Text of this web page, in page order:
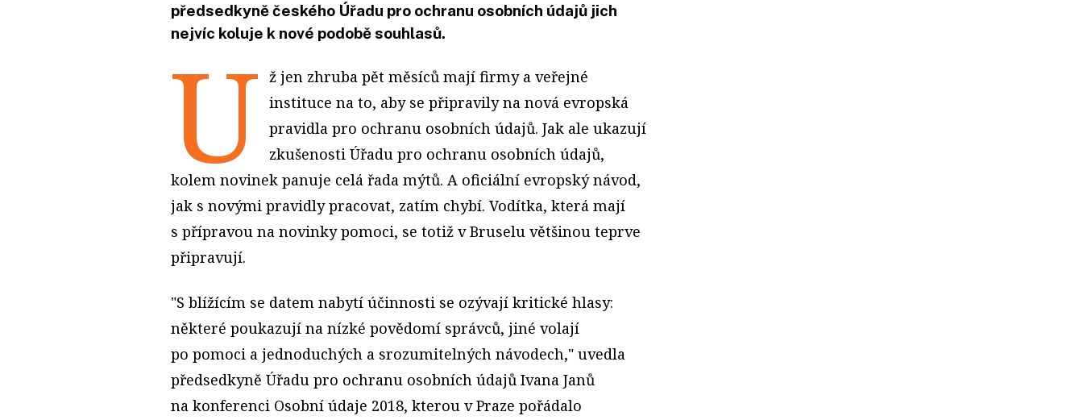
předsedkyně českého Úřadu pro ochranu osobních údajů jich
nejvíc koluje k nové podobě souhlasů.
U
ž jen zhruba pět měsíců mají firmy a veřejné
instituce na to, aby se připravily na nová evropská
pravidla pro ochranu osobních údajů. Jak ale ukazují
zkušenosti Úřadu pro ochranu osobních údajů,
kolem novinek panuje celá řada mýtů. A oficiální evropský návod,
jak s novými pravidly pracovat, zatím chybí. Vodítka, která mají
s přípravou na novinky pomoci, se totiž v Bruselu většinou teprve
připravují.
"S blížícím se datem nabytí účinnosti se ozývají kritické hlasy:
některé poukazují na nízké povědomí správců, jiné volají
po pomoci a jednoduchých a srozumitelných návodech," uvedla
předsedkyně Úřadu pro ochranu osobních údajů Ivana Janů
na konferenci Osobní údaje 2018, kterou v Praze pořádalo